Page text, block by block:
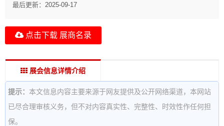
最后更新： 2025-09-17
点击下载 展商名录
展会信息详情介绍
提示： 本文信息内容主要来源于网友提供及公开网络渠道，本网站
已尽合理审核义务，但不对内容真实性、完整性、时效性作任何担
保。